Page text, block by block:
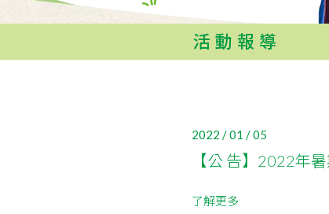
活動報導
2022 / 01 / 05
【公 告】2022年
了解更多